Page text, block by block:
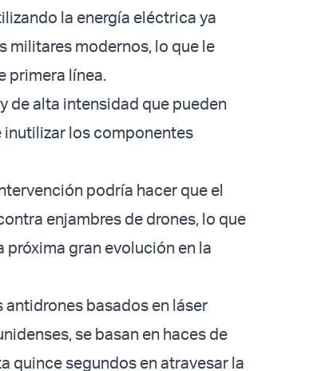
la energía eléctrica ya
militares modernos, lo que le
primera línea.
de alta intensidad que pueden
inutilizar los componentes
podría hacer que el
enjambres de drones, lo que
gran evolución en la
basados en láser
se basan en haces de
quince segundos en atravesar la